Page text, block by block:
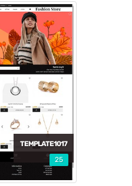
TEMPLATE1017
25